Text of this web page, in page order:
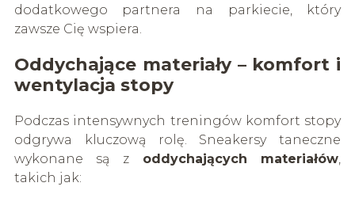
dodatkowego partnera na parkiecie, który
zawsze Cię wspiera.
Oddychające materiały – komfort i
wentylacja stopy
Podczas intensywnych treningów komfort stopy
odgrywa kluczową rolę. Sneakersy taneczne
wykonane są z oddychających materiałów,
takich jak: